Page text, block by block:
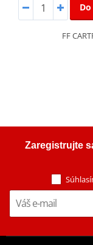
FF
Zaregistrujte